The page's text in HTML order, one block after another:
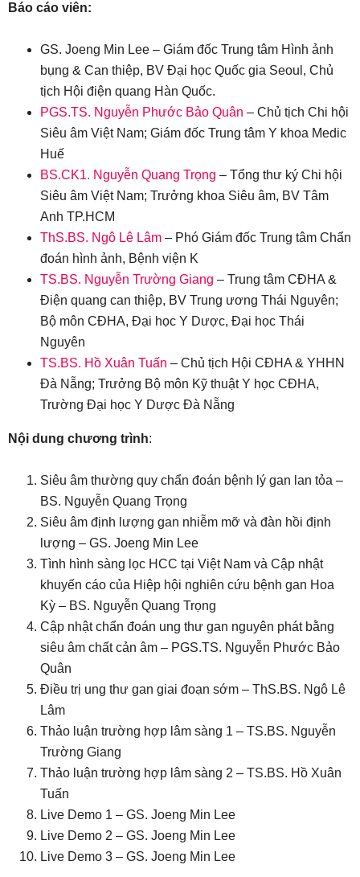
Báo cáo viên:
GS. Joeng Min Lee – Giám đốc Trung tâm Hình ảnh
bụng & Can thiệp, BV Đại học Quốc gia Seoul, Chủ
tịch Hội điện quang Hàn Quốc.
PGS.TS. Nguyễn Phước Bảo Quân – Chủ tịch Chi hội
Siêu âm Việt Nam; Giám đốc Trung tâm Y khoa Medic
Huế
BS.CK1. Nguyễn Quang Trọng – Tổng thư ký Chi hội
Siêu âm Việt Nam; Trưởng khoa Siêu âm, BV Tâm
Anh TP.HCM
ThS.BS. Ngô Lê Lâm – Phó Giám đốc Trung tâm Chẩn
đoán hình ảnh, Bệnh viện K
TS.BS. Nguyễn Trường Giang – Trung tâm CĐHA &
Điện quang can thiệp, BV Trung ương Thái Nguyên;
Bộ môn CĐHA, Đại học Y Dược, Đại học Thái
Nguyên
TS.BS. Hồ Xuân Tuấn – Chủ tịch Hội CĐHA & YHHN
Đà Nẵng; Trưởng Bộ môn Kỹ thuật Y học CĐHA,
Trường Đại học Y Dược Đà Nẵng
Nội dung chương trình:
Siêu âm thường quy chẩn đoán bệnh lý gan lan tỏa –
BS. Nguyễn Quang Trọng
Siêu âm định lượng gan nhiễm mỡ và đàn hồi định
lượng – GS. Joeng Min Lee
Tình hình sàng lọc HCC tại Việt Nam và Cập nhật
khuyến cáo của Hiệp hội nghiên cứu bệnh gan Hoa
Kỳ – BS. Nguyễn Quang Trọng
Cập nhật chẩn đoán ung thư gan nguyên phát bằng
siêu âm chất cản âm – PGS.TS. Nguyễn Phước Bảo
Quân
Điều trị ung thư gan giai đoạn sớm – ThS.BS. Ngô Lê
Lâm
Thảo luận trường hợp lâm sàng 1 – TS.BS. Nguyễn
Trường Giang
Thảo luận trường hợp lâm sàng 2 – TS.BS. Hồ Xuân
Tuấn
Live Demo 1 – GS. Joeng Min Lee
Live Demo 2 – GS. Joeng Min Lee
Live Demo 3 – GS. Joeng Min Lee